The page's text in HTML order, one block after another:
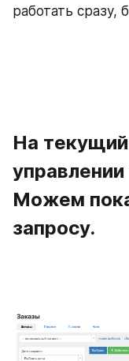
работать сразу,
На
Можем
запросу.